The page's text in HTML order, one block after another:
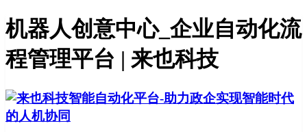
机器人创意中心_企业自动化流
程管理平台 | 来也科技